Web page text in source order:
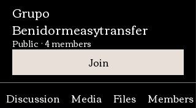
Grupo
Benidormeasytransfer
Public·4 members
Join
Discussion
Media Files Members